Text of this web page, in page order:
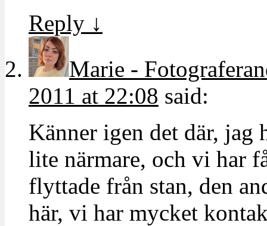
Reply ↓
Marie -
2011 at 22:08 said:
Känner igen det där, jag
lite närmare, och vi har
flyttade från stan, den
här, vi har mycket